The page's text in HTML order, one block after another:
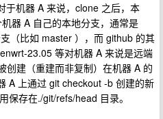
于机器 A 来说，clone 之后，本
器 A 自己的本地分支，通常是
（比如 master ），而 github 的其
23.05 等对机器 A 来说是远端
创建（重建而非复制）在机器 A 的
A 上通过 git checkout -b 创建的新
保存在./git/refs/head 目录。